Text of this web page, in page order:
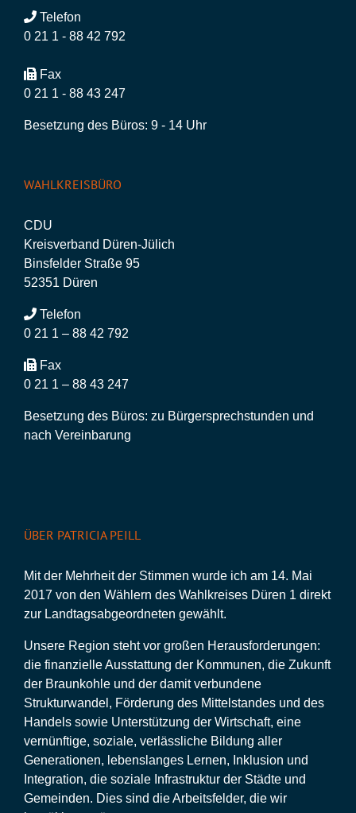
Telefon
0 21 1 - 88 42 792
Fax
0 21 1 - 88 43 247
Besetzung des Büros: 9 - 14 Uhr
WAHLKREISBÜRO
CDU
Kreisverband Düren-Jülich
Binsfelder Straße 95
52351 Düren
Telefon
0 21 1 – 88 42 792
Fax
0 21 1 – 88 43 247
Besetzung des Büros: zu Bürgersprechstunden und
nach Vereinbarung
ÜBER PATRICIA PEILL
Mit der Mehrheit der Stimmen wurde ich am 14. Mai
2017 von den Wählern des Wahlkreises Düren 1 direkt
zur Landtagsabgeordneten gewählt.
Unsere Region steht vor großen Herausforderungen:
die finanzielle Ausstattung der Kommunen, die Zukunft
der Braunkohle und der damit verbundene
Strukturwandel, Förderung des Mittelstandes und des
Handels sowie Unterstützung der Wirtschaft, eine
vernünftige, soziale, verlässliche Bildung aller
Generationen, lebenslanges Lernen, Inklusion und
Integration, die soziale Infrastruktur der Städte und
Gemeinden. Dies sind die Arbeitsfelder, die wir